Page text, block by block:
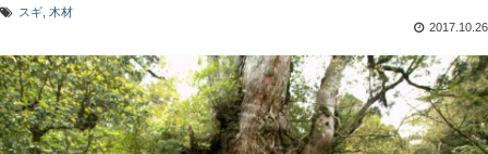
スギ 木材
2017.10.26